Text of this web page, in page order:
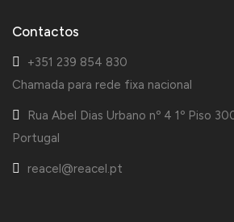
Contactos
+351 239 854 830
Chamada para rede fixa nacional
Rua Abel Dias Urbano nº 4 1º Piso
Portugal
reacel@reacel.pt